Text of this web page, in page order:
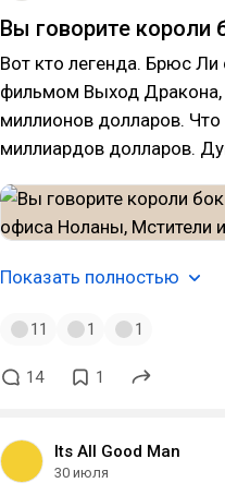
Вы говорите короли
Вот кто легенда. Брюс
фильмом Выход Дракона,
миллионов долларов.
миллиардов долларов.
Показать полностью
11 1 1
14 1
Its All Good Man
30 июля